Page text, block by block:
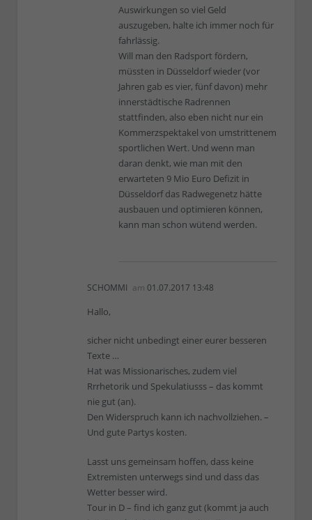
Auswirkungen so viel Geld
auszugeben, halte ich immer noch für
fahrlässig.
Will man den Radsport fördern,
müssten in Düsseldorf wieder (vor
Jahren gab es vier, fünf davon) mehr
innerstädtische Radrennen
stattfinden, also eben nicht nur ein
Kommerzspektakel von umstrittenem
sportlichen Wert. Und wenn man
daran denkt, wie man mit den
erwarteten 9 Mio Euro Defizit in
Düsseldorf das Radwegenetz hätte
ausbauen und optimieren können,
kann man schon wütend werden.
SCHOMMI am 01.07.2017 13:48
Hallo,
sicher nicht unbedingt einer eurer besseren
Texte …
Hat was Missionarisches, zudem viel
Rrrhetorik und Spekulatiusss – das kommt
nie gut (an).
Den Widerspruch kann ich nachvollziehen. –
Und gute Partys kosten.
Lasst uns gemeinsam hoffen, dass keine
Extremisten unterwegs sind und dass das
Wetter besser wird.
Tour in D – find ich ganz gut (kommt ja auch